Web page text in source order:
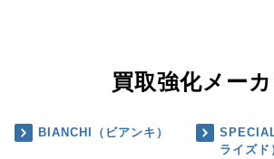
買取強化メー
BIANCHI（ビアンキ）
ライズド